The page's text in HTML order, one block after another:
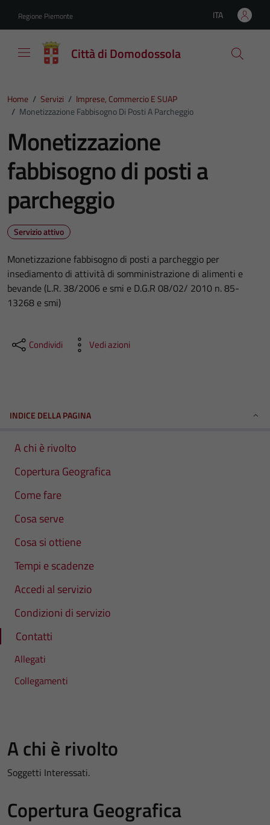
Regione Piemonte Lingua attiva:
ITA
Città di Domodossola
Home / Servizi / Imprese, Commercio E SUAP
/ Monetizzazione Fabbisogno Di Posti A Parcheggio
Monetizzazione
fabbisogno di posti a
parcheggio
Servizio attivo
Monetizzazione fabbisogno di posti a parcheggio per
insediamento di attività di somministrazione di alimenti e
bevande (L.R. 38/2006 e smi e D.G.R 08/02/ 2010 n. 85-
13268 e smi)
Condividi Vedi azioni
INDICE DELLA PAGINA
A chi è rivolto
Copertura Geografica
Come fare
Cosa serve
Cosa si ottiene
Tempi e scadenze
Accedi al servizio
Condizioni di servizio
Contatti
Allegati
Collegamenti
A chi è rivolto
Soggetti Interessati.
Copertura Geografica